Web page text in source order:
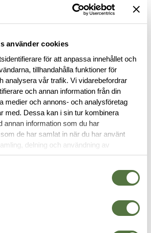
använder cookies
för att anpassa innehållet och
tillhandahålla funktioner för
analysera vår trafik. Vi vidarebefordrar
och annan information från din
medier och annons- och analysföretag
med. Dessa kan i sin tur kombinera
annan information som du har
de har samlat in när du har använt
delning och användning av
användas för personalisering av